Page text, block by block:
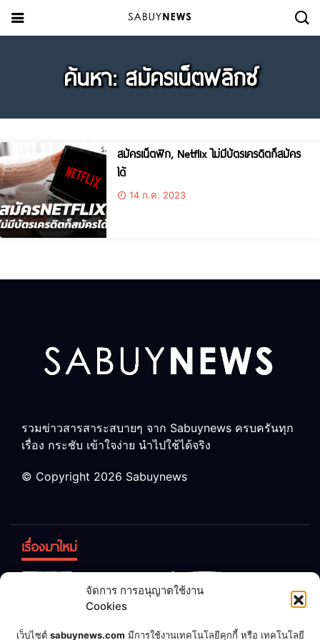
จัดการ การอนุญาตใช้งาน
Cookies
เว็บไซต์ sabuynews.com มีการใช้งานเทคโนโลยีคุกกี้ หรือ เทคโนโลยี
ค้นหา: สมัครเน็ตฟลิกซ์
สมัครเน็ตฟิก, Netflix ไม่มีบัตรเครดิตก็สมัคร
ได้
14 ก.ค. 2023
รวมข่าวสารสาระสบายๆ จาก Sabuynews ครบครันทุก
เรื่อง กระชับ เข้าใจง่าย นำไปใช้ได้จริง
© Copyright 2026 Sabuynews
เรื่องมาใหม่
ทิ้ง! เปลี่ยน
เป็น “ปุ๋ย
จุลินทรีย์”
หญิง 12 ขวบ
แต่งงานกับ
เชื่อพ่อแล้ว เจ้าของคาร์